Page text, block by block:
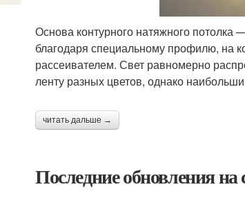
Основа контурного натяжного потолка
благодаря специальному профилю, на
рассеивателем. Свет равномерно
ленту разных цветов, однако
читать дальше →
Последние обновления на